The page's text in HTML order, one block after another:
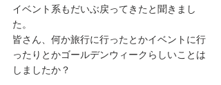
イベント系もだいぶ戻ってきたと聞きまし
た。
皆さん、何か旅行に行ったとかイベントに行
ったりとかゴールデンウィークらしいことは
しましたか？